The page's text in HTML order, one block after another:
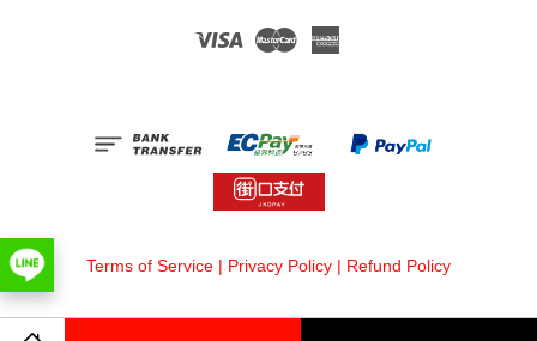
Visa Master
Terms of Service | Privacy Policy | Refund Policy